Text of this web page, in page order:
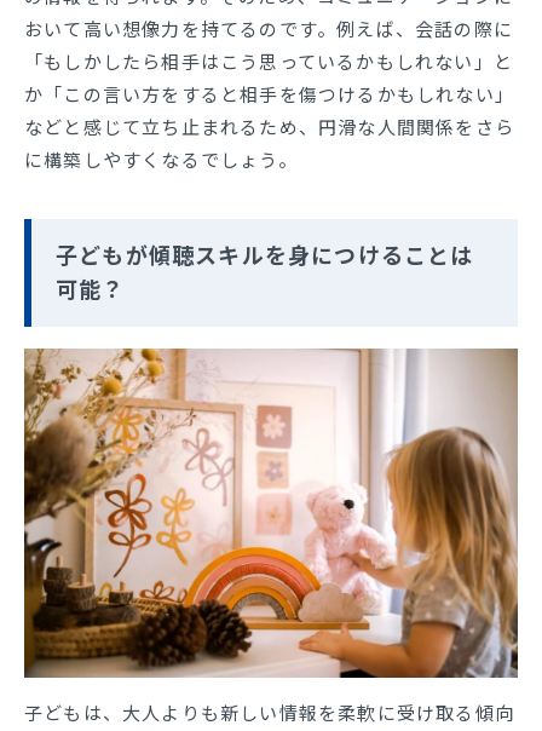
おいて高い想像力を持てるのです。例えば、会話の際に
「もしかしたら相手はこう思っているかもしれない」と
か「この言い方をすると相手を傷つけるかもしれない」
などと感じて立ち止まれるため、円滑な人間関係をさら
に構築しやすくなるでしょう。
子どもが傾聴スキルを身につけることは
可能？
子どもは、大人よりも新しい情報を柔軟に受け取る傾向